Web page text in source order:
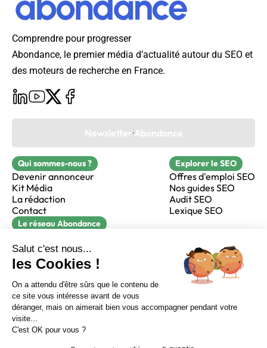
Sur LinkedIn Sur Youtube
Sur X Sur Facebook
Newsletter Abondance
Comprendre pour progresser
Abondance, le premier média d’actualité autour du SEO et
des moteurs de recherche en France.
Newsletter Abondance
Qui sommes-nous ?
Devenir annonceur
Kit Média
La rédaction
Contact
Explorer le SEO
Offres d'emploi SEO
Nos guides SEO
Audit SEO
Lexique SEO
Le réseau Abondance
Réacteur
alfie formation